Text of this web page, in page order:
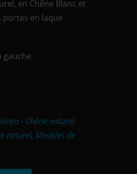
en Chêne Blanc et
portes en laque
gauche
- Chêne naturel,
naturel, Meubles de